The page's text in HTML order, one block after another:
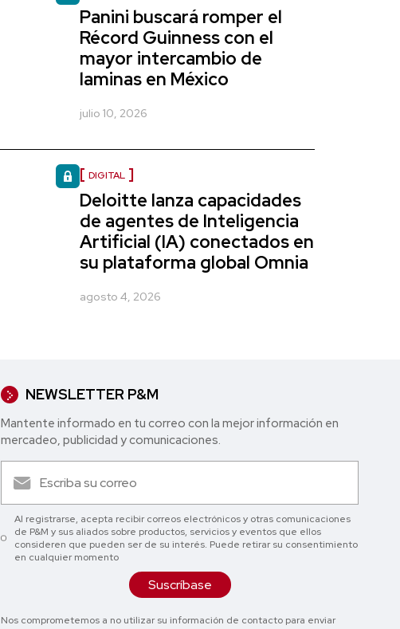
Panini buscará romper el
Récord Guinness con el
mayor intercambio de
laminas en México
julio 10, 2026
DIGITAL
Deloitte lanza capacidades
de agentes de Inteligencia
Artificial (IA) conectados en
su plataforma global Omnia
agosto 4, 2026
NEWSLETTER P&M
Mantente informado en tu correo con la mejor in formación en
mercadeo, publicidad y comunicaciones.
Al registrarse, acepta recibir correos electrónicos y otras comunicaciones
de P&M y sus aliados sobre productos, servicios y eventos que ellos
consideren que pueden ser de su interés. Puede retirar su consentimiento
en cualquier momento
Suscríbase
Nos comprometemos a no utilizar su información de contacto para enviar